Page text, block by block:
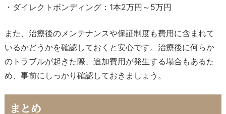
・ダイレクトボンディング：1本2万円～5万円
また、治療後のメンテナンスや保証制度も費用に含まれて
いるかどうかを確認しておくと安心です。治療後に何らか
のトラブルが起きた際、追加費用が発生する場合もあるた
め、事前にしっかり確認しておきましょう。
まとめ